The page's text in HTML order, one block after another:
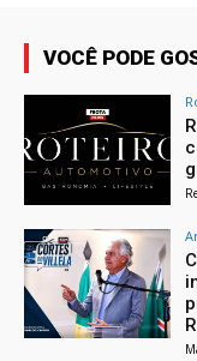
VOCÊ PODE